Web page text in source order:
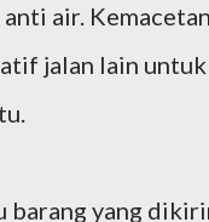
anti air.
jalan lain
barang yang